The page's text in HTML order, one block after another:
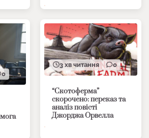
0
3 хв читання 0
“Скотоферма”
скорочено: переказ та
аналіз повісті
Джорджа Орвелла